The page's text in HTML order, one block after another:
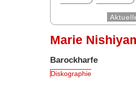
Marie
Barockharfe
Diskographie